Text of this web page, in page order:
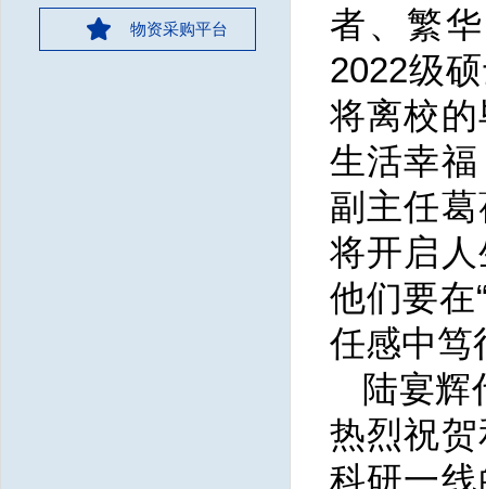
物资采购平台
者、繁
2022级
将离校
生活幸
副主任
将开启
他们要在
任感中笃
陆宴辉
热烈祝
科研一